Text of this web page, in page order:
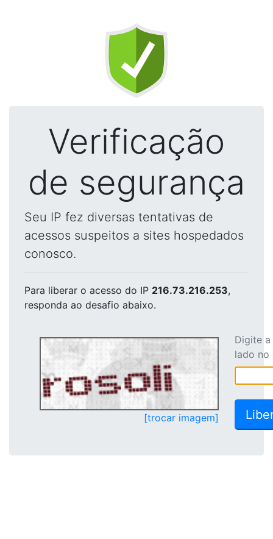
Verificação
de segurança
Seu IP fez diversas tentativas de
acessos suspeitos a sites hospedados
conosco.
Para liberar o acesso do IP 216.73.216.253,
responda ao desafio abaixo.
[trocar imagem]
Digite
lado no